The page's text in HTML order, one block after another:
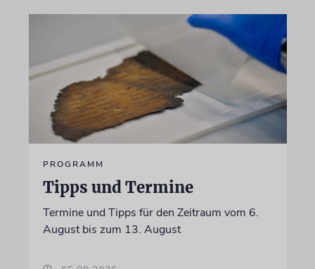
PROGRAMM
Tipps und Termine
Termine und Tipps für den Zeitraum vom 6.
August bis zum 13. August